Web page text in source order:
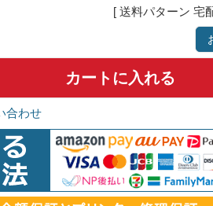
送料パターン 宅
カートに入れる
合わせ